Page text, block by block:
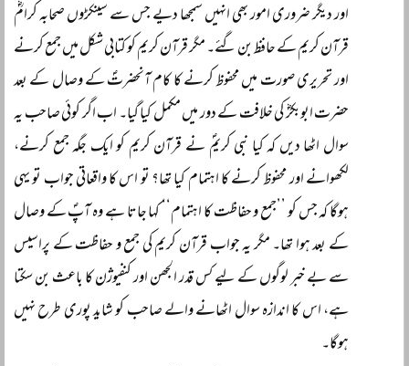
اور دیگر ضروری امور بھی انہیں سمجھا دیے جس سے سینکڑوں صحابہ کرامؓ
قرآن کریم کے حافظ بن گئے۔ مگر قرآن کریم کو کتابی شکل میں جمع کرنے
اور تحریری صورت میں محفوظ کرنے کا کام آنحضرتؐ کے وصال کے بعد
حضرت ابوبکرؓ کی خلافت کے دور میں مکمل کیا گیا۔ اب اگر کوئی صاحب یہ
سوال اٹھا دیں کہ کیا نبی کریمؐ نے قرآن کریم کو ایک جگہ جمع کرنے،
لکھوانے اور محفوظ کرنے کا اہتمام کیا تھا؟ تو اس کا واقعاتی جواب تو یہی
ہوگا کہ جس کو ’’جمع و حفاظت کا اہتمام‘‘ کہا جاتا ہے وہ آپؐ کے وصال
کے بعد ہوا تھا۔ مگر یہ جواب قرآن کریم کی جمع و حفاظت کے پراسیس
سے بے خبر لوگوں کے لیے کس قدر الجھن اور کنفیوژن کا باعث بن سکتا
ہے، اس کا اندازہ سوال اٹھانے والے صاحب کو شاید پوری طرح نہیں
ہوگا۔